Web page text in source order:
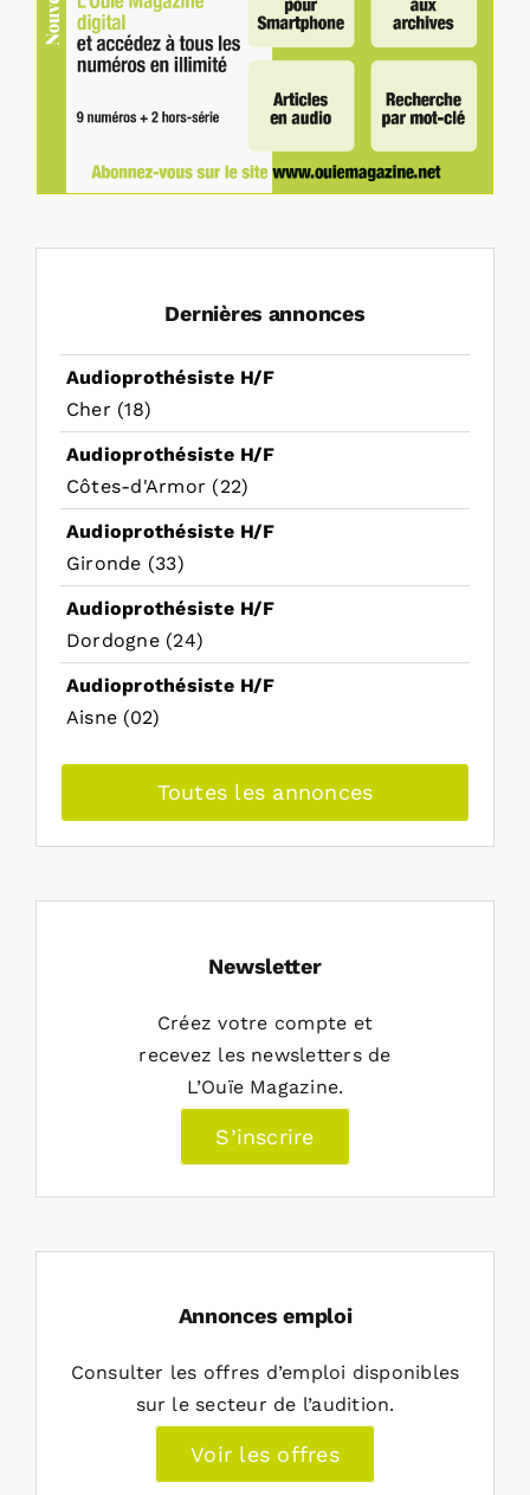
Dernières annonces
Audioprothésiste H/F
Cher (18)
Audioprothésiste H/F
Côtes-d'Armor (22)
Audioprothésiste H/F
Gironde (33)
Audioprothésiste H/F
Dordogne (24)
Audioprothésiste H/F
Aisne (02)
Toutes les annonces
Newsletter
Créez votre compte et
recevez les newsletters de
L’Ouïe Magazine.
S’inscrire
Annonces emploi
Consulter les offres d’emploi disponibles
sur le secteur de l’audition.
Voir les offres